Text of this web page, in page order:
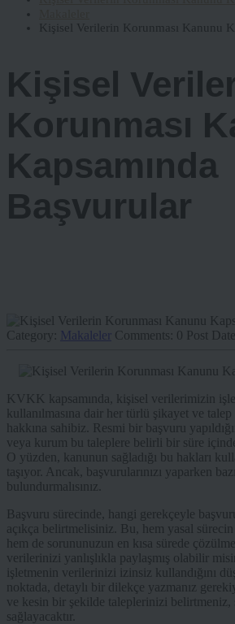
Kişisel Verilerin Korunması Kanunu
Kişisel
Korunması
Kapsamında
Başvurular
Category: Makaleler Comments: 0 Post Date:
KVKK kapsamında, kişisel verilerimizin
kullanılmasına dair her türlü şikayet ve
hakkına sahibiz. Resmi bir başvuru
veya kurum bu taleplere belirli bir süre
O yüzden, kanunun sağladığı bu hakları
taşıyor. Ancak, başvurularınızı yaparken
bulundurmalısınız.
Başvuru sürecinde, hangi gerekçeyle
açıkça belirtmelisiniz. Bu, hem yasal sürecin
hem de sorununuzun en kısa sürede
verilerinizi yanlışlıkla paylaşmış olabilir
işletmenin verilerinizi izinsiz kullandığını
noktada, detaylı bir dilekçe yazmanız
ve kesin bir şekilde taleplerinizi belirtmeniz,
sağlayacaktır.